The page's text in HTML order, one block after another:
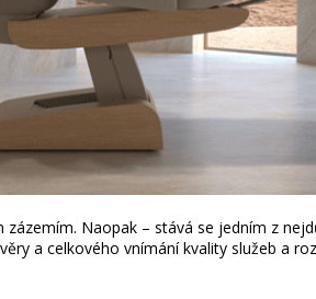
Naopak – stává se jedním z
a celkového vnímání kvality služeb a